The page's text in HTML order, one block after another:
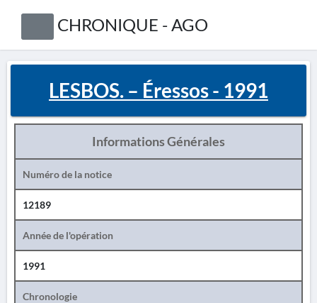
CHRONIQUE - AGO
LESBOS. – Éressos - 1991
Informations Générales
Numéro de la notice
12189
Année de l'opération
1991
Chronologie